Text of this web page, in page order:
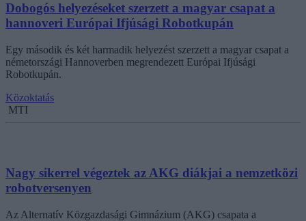
Dobogós helyezéseket szerzett a magyar csapat a
hannoveri Európai Ifjúsági Robotkupán
Egy második és két harmadik helyezést szerzett a magyar csapat a
németországi Hannoverben megrendezett Európai Ifjúsági
Robotkupán.
Közoktatás
MTI
Nagy sikerrel végeztek az AKG diákjai a nemzetközi
robotversenyen
Az Alternatív Közgazdasági Gimnázium (AKG) csapata a